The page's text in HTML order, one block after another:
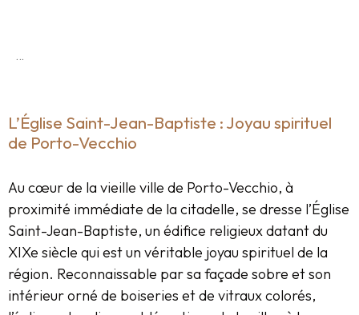
…
L’Église Saint-Jean-Baptiste : Joyau spirituel
de Porto-Vecchio
Au cœur de la vieille ville de Porto-Vecchio, à
proximité immédiate de la citadelle, se dresse l’Église
Saint-Jean-Baptiste, un édifice religieux datant du
XIXe siècle qui est un véritable joyau spirituel de la
région. Reconnaissable par sa façade sobre et son
intérieur orné de boiseries et de vitraux colorés,